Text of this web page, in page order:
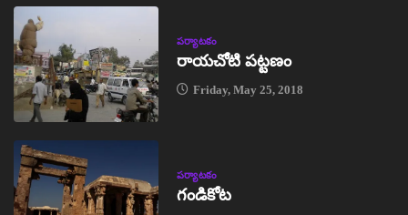
పర్యాటకం
రాయచోటి పట్టణం
Friday, May 25, 2018
పర్యాటకం
గండికోట